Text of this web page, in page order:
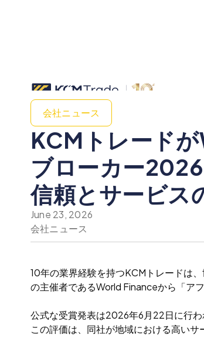
会社ニュース
KCMトレード
ブローカー
信頼とサービス
June 23, 2026
会社ニュース
10年の業界経験を持つKCMトレードは
の主催者であるWorld Financeから「ア
公式な受賞発表は2026年6月22日に行わ
この評価は、同社が地域における高い